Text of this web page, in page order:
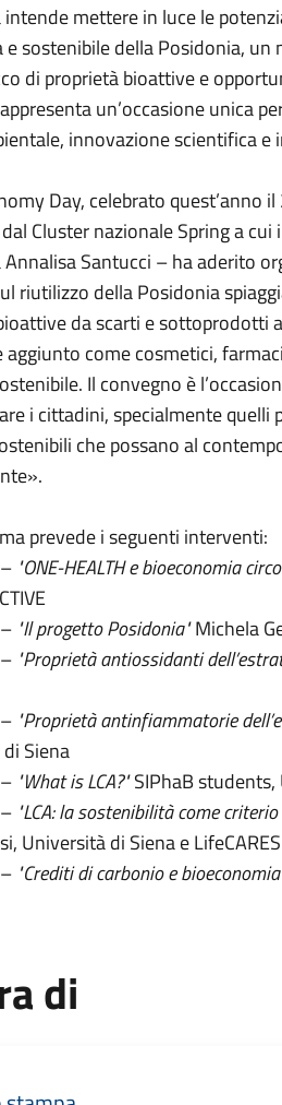
intende mettere in luce le
sostenibile della Posidonia,
di proprietà bioattive e
un’occasione unica
innovazione scientifica
Day, celebrato quest’anno
Cluster nazionale Spring a
Annalisa Santucci – ha aderito
riutilizzo della Posidonia
da scarti e sottoprodotti
aggiunto come cosmetici,
Il convegno è
i cittadini, specialmente
che possano al
prevede i seguenti interventi:
"ONE-HEALTH e bioeconomia
"Il progetto Posidonia"Michela
"Proprietà antiossidanti
"Proprietà antinfiammatorie
Siena
"What is LCA?"SIPhaB students,
"LCA: la sostenibilità come
Università di Siena e LifeCARES
"Crediti di carbonio e
di